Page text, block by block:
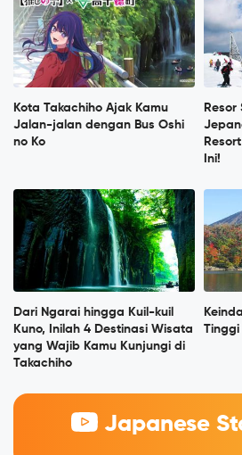
Kota Takachiho Ajak Kamu
Jalan-jalan dengan Bus Oshi
no Ko
Resor
Ini!
Dari Ngarai hingga Kuil-kuil
Kuno, Inilah 4 Destinasi Wisata
yang Wajib Kamu Kunjungi di
Takachiho
Tinggi
Japanese